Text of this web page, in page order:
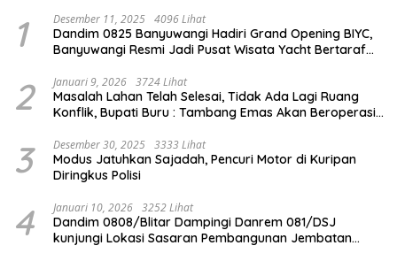
1 Desember 11, 2025 4096 Lihat
Dandim 0825 Banyuwangi Hadiri Grand Opening BIYC,
Banyuwangi Resmi Jadi Pusat Wisata Yacht Bertaraf
2 Januari 9, 2026 3724 Lihat
Masalah Lahan Telah Selesai, Tidak Ada Lagi Ruang
Konflik, Bupati Buru : Tambang Emas Akan Beroperasi
3 Desember 30, 2025 3333 Lihat
Modus Jatuhkan Sajadah, Pencuri Motor di Kuripan
Diringkus Polisi
4 Januari 10, 2026 3252 Lihat
Dandim 0808/Blitar Dampingi Danrem 081/DSJ
kunjungi Lokasi Sasaran Pembangunan Jembatan